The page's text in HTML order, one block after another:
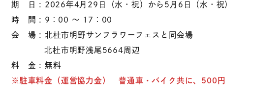
期 日 : 2026年4月29日（水・祝）から5月6日（水・祝）
時 間 : 9：00 ～ 17：00
会 場 : 北杜市明野サンフラワーフェスと同会場
北杜市明野浅尾5664周辺
料 金 : 無料
※駐車料金（運営協力金） 普通車・バイク共に、500円